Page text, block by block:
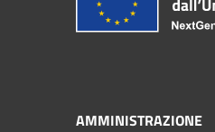
AMMINISTRAZIONE